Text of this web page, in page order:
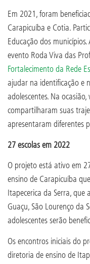
Em 2021, foram
Carapicuíba e Cotia.
Educação dos
evento Roda Viva das
Fortalecimento da Rede
ajudar na identificação e
adolescentes. Na
compartilharam suas
apresentaram diferentes
27 escolas em 2022
O projeto está ativo em
ensino de Carapicuíba
Itapecerica da Serra, que
Guaçu, São Lourenço da
adolescentes serão
Os encontros iniciais do
diretoria de ensino de